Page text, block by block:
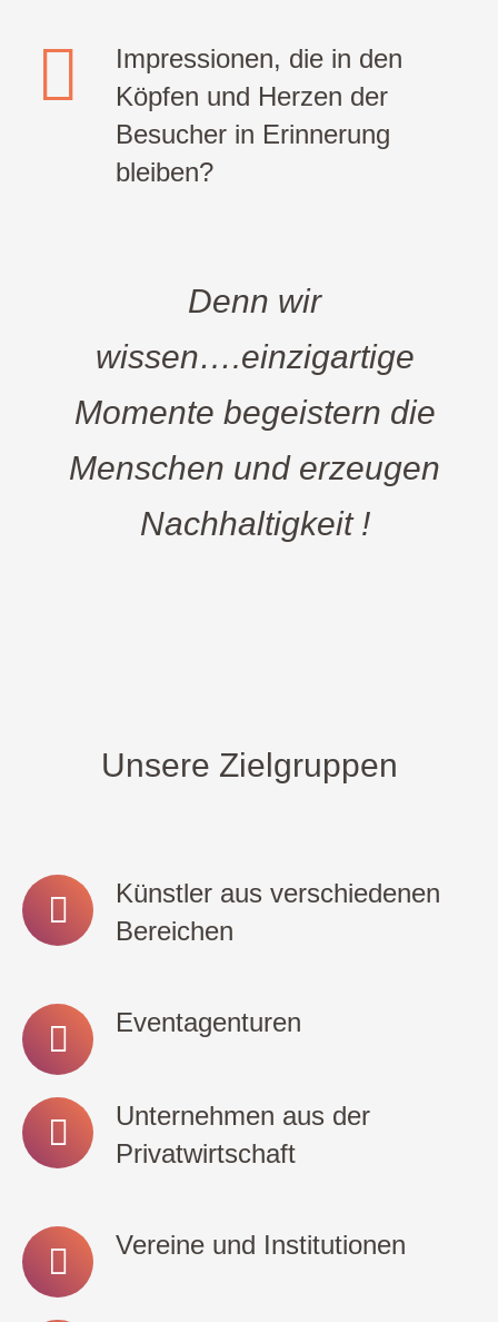
Impressionen, die in den
Köpfen und Herzen der
Besucher in Erinnerung
bleiben?
Denn wir
wissen….einzigartige
Momente begeistern die
Menschen und erzeugen
Nachhaltigkeit !
Unsere Zielgruppen
Künstler aus verschiedenen
Bereichen
Eventagenturen
Unternehmen aus der
Privatwirtschaft
Vereine und Institutionen